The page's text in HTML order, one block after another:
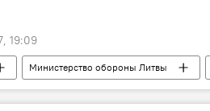
19:09
Министерство обороны Литвы